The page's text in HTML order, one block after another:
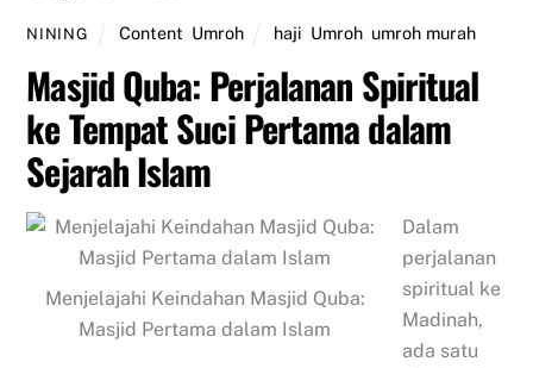
NINING Content Umroh haji Umroh umroh murah
Masjid Quba: Perjalanan Spiritual
ke Tempat Suci Pertama dalam
Sejarah Islam
Menjelajahi Keindahan Masjid Quba:
Masjid Pertama dalam Islam
Dalam
perjalanan
spiritual ke
Madinah,
ada satu